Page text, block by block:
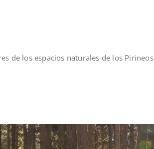
de los espacios naturales de los Pirineos